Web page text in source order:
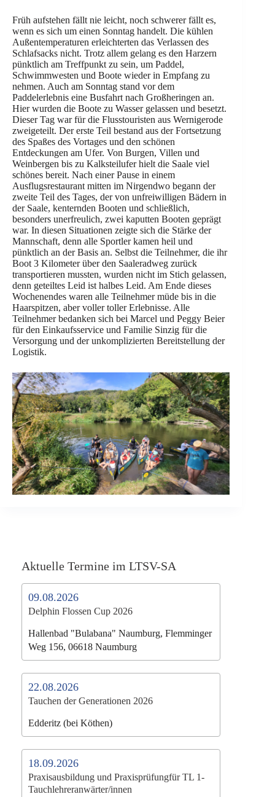
Früh aufstehen fällt nie leicht, noch schwerer fällt es,
wenn es sich um einen Sonntag handelt. Die kühlen
Außentemperaturen erleichterten das Verlassen des
Schlafsacks nicht. Trotz allem gelang es den Harzern
pünktlich am Treffpunkt zu sein, um Paddel,
Schwimmwesten und Boote wieder in Empfang zu
nehmen. Auch am Sonntag stand vor dem
Paddelerlebnis eine Busfahrt nach Großheringen an.
Hier wurden die Boote zu Wasser gelassen und besetzt.
Dieser Tag war für die Flusstouristen aus Wernigerode
zweigeteilt. Der erste Teil bestand aus der Fortsetzung
des Spaßes des Vortages und den schönen
Entdeckungen am Ufer. Von Burgen, Villen und
Weinbergen bis zu Kalksteilufer hielt die Saale viel
schönes bereit. Nach einer Pause in einem
Ausflugsrestaurant mitten im Nirgendwo begann der
zweite Teil des Tages, der von unfreiwilligen Bädern in
der Saale, kenternden Booten und schließlich,
besonders unerfreulich, zwei kaputten Booten geprägt
war. In diesen Situationen zeigte sich die Stärke der
Mannschaft, denn alle Sportler kamen heil und
pünktlich an der Basis an. Selbst die Teilnehmer, die ihr
Boot 3 Kilometer über den Saaleradweg zurück
transportieren mussten, wurden nicht im Stich gelassen,
denn geteiltes Leid ist halbes Leid. Am Ende dieses
Wochenendes waren alle Teilnehmer müde bis in die
Haarspitzen, aber voller toller Erlebnisse. Alle
Teilnehmer bedanken sich bei Marcel und Peggy Beier
für den Einkaufsservice und Familie Sinzig für die
Versorgung und der unkomplizierten Bereitstellung der
Logistik.
Aktuelle Termine im LTSV-SA
09.08.2026
Delphin Flossen Cup 2026
Hallenbad "Bulabana" Naumburg, Flemminger
Weg 156, 06618 Naumburg
22.08.2026
Tauchen der Generationen 2026
Edderitz (bei Köthen)
18.09.2026
Praxisausbildung und Praxisprüfungfür TL 1-
Tauchlehreranwärter/innen